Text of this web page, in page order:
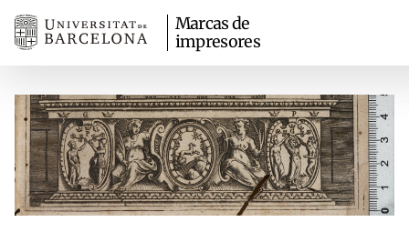
Marcas de
impresores